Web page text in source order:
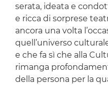
serata, ideata e
e ricca di sorprese
ancora una volta
quell’universo
e che fa sì che alla
rimanga
della persona per la